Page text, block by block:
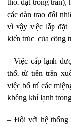
thổi đặt trong trần),
các dàn trao đổi
vì vậy việc lắp đặt
kiến trúc của công
– Việc cấp lạnh
thổi từ trên trần
việc bố trí các
không khí lạnh
– Đối với hệ thống